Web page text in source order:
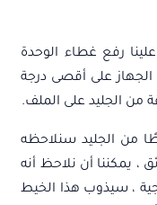
رفع غطاء الوحدة
على أقصى درجة
من الجليد على الملف.
من الجليد سنلاحظه
، يمكننا أن نلاحظ أنه
، سيذوب هذا الخيط